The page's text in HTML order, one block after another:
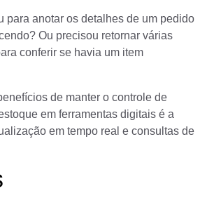
para anotar os detalhes de um pedido
Ou precisou retornar várias
conferir se havia um item
de manter o controle de
em ferramentas digitais é a
em tempo real e consultas de